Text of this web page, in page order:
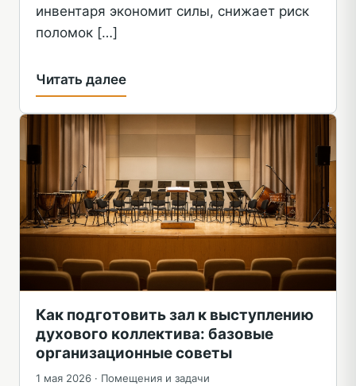
инвентаря экономит силы, снижает риск
поломок […]
Читать далее
Как подготовить зал к выступлению
духового коллектива: базовые
организационные советы
1 мая 2026 · Помещения и задачи